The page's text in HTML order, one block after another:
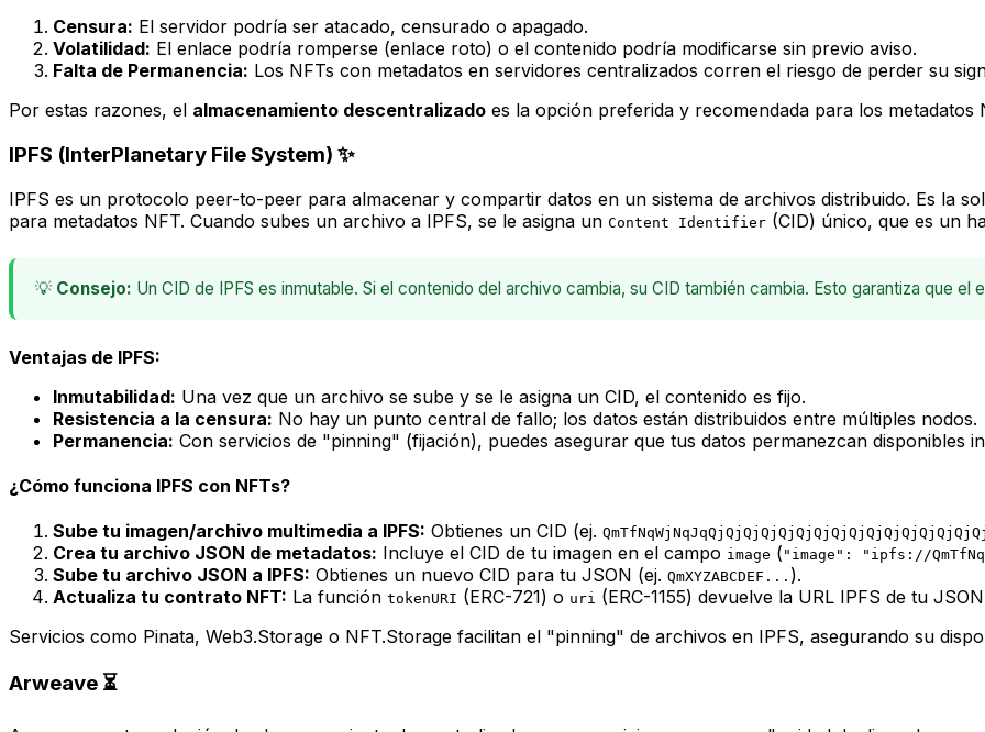
Censura: El servidor podría ser atacado, censurado o apagado.
Volatilidad: El enlace podría romperse (enlace roto) o el contenido podría modificarse sin previo aviso.
Falta de Permanencia: Los NFTs con metadatos en servidores centralizados corren el riesgo de perder su
Por estas razones, el almacenamiento descentralizado es la opción preferida y recomendada para los metadatos
IPFS (InterPlanetary File System) ✨
IPFS es un protocolo peer-to-peer para almacenar y compartir datos en un sistema de archivos distribuido. Es la
para metadatos NFT. Cuando subes un archivo a IPFS, se le asigna un Content Identifier (CID) único, que es un
💡 Consejo: Un CID de IPFS es inmutable. Si el contenido del archivo cambia, su CID también cambia. Esto garantiza que el
Ventajas de IPFS:
Inmutabilidad: Una vez que un archivo se sube y se le asigna un CID, el contenido es fijo.
Resistencia a la censura: No hay un punto central de fallo; los datos están distribuidos entre múltiples nodos.
Permanencia: Con servicios de "pinning" (fijación), puedes asegurar que tus datos permanezcan disponibles
¿Cómo funciona IPFS con NFTs?
Sube tu imagen/archivo multimedia a IPFS: Obtienes un CID (ej. QmTfNqWjNqJqQjQjQjQjQjQjQjQjQjQjQjQjQjQjQjQj
Crea tu archivo JSON de metadatos: Incluye el CID de tu imagen en el campo image ( "image": "ipfs://
Sube tu archivo JSON a IPFS: Obtienes un nuevo CID para tu JSON (ej. QmXYZABCDEF... ).
Actualiza tu contrato NFT: La función tokenURI (ERC-721) o uri (ERC-1155) devuelve la URL IPFS de tu
Servicios como Pinata, Web3.Storage o NFT.Storage facilitan el "pinning" de archivos en IPFS, asegurando su
Arweave ⏳